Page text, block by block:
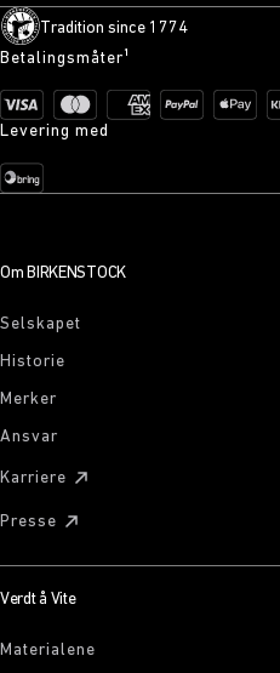
Tradition since 1774
Betalingsmåter¹
Levering med
Om BIRKENSTOCK
Selskapet
Historie
Merker
Ansvar
Karriere
Presse
Verdt å Vite
Materialene